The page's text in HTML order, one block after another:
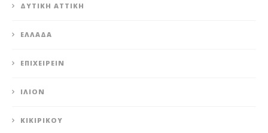
ΔΥΤΙΚΉ ΑΤΤΙΚΉ
ΕΛΛΆΔΑ
ΕΠΙΧΕΙΡΕΊΝ
ΊΛΙΟΝ
ΚΙΚΙΡΙΚΟΥ